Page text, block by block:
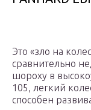
Это «зло на
сравнительно
шороху в
105, легкий
способен